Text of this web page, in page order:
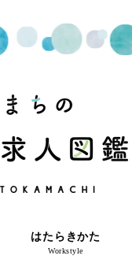
はたらきかた
Workstyle